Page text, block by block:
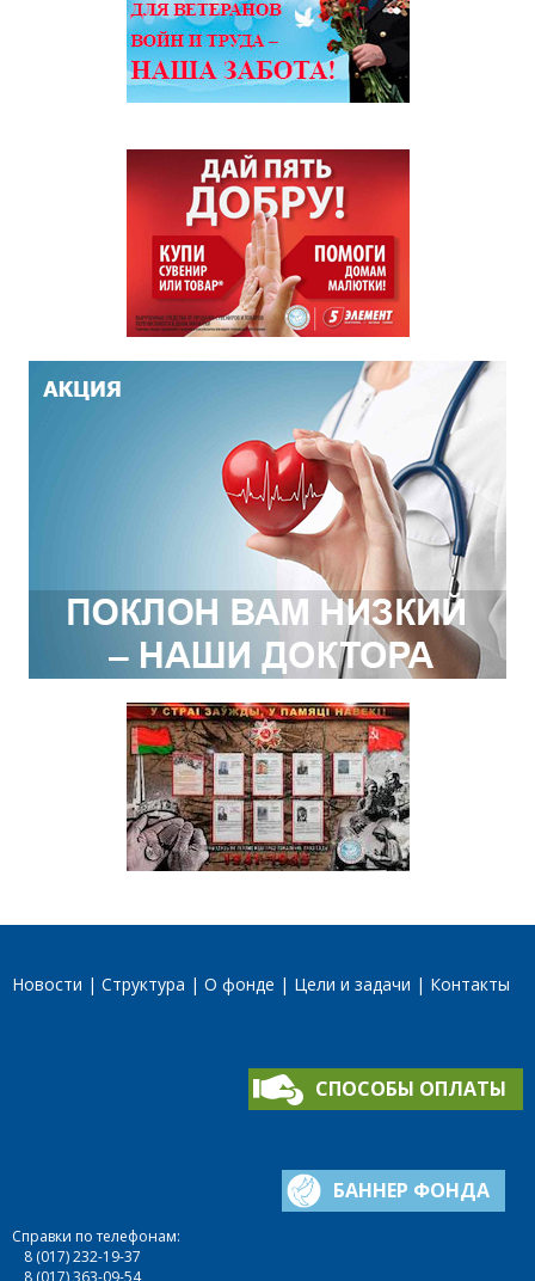
Новости Структура О фонде Цели и задачи Контакты
СПОСОБЫ ОПЛАТЫ
БАННЕР ФОНДА
Справки по телефонам:
8 (017) 232-19-37